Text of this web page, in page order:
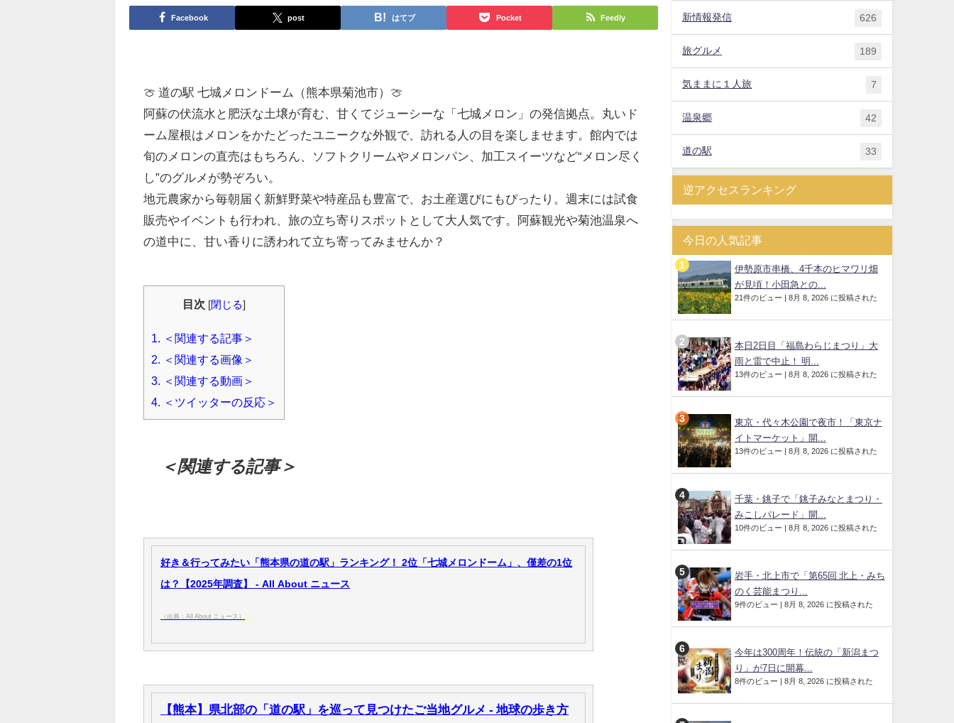
Facebook post はてブ Pocket Feedly
🍈 道の駅 七城メロンドーム（熊本県菊池市）🍈
阿蘇の伏流水と肥沃な土壌が育む、甘くてジューシーな「七城メロン」の発信拠点。丸いド
ーム屋根はメロンをかたどったユニークな外観で、訪れる人の目を楽しませます。館内では
旬のメロンの直売はもちろん、ソフトクリームやメロンパン、加工スイーツなど“メロン尽く
し”のグルメが勢ぞろい。
地元農家から毎朝届く新鮮野菜や特産品も豊富で、お土産選びにもぴったり。週末には試食
販売やイベントも行われ、旅の立ち寄りスポットとして大人気です。阿蘇観光や菊池温泉へ
の道中に、甘い香りに誘われて立ち寄ってみませんか？
目次 閉じる
1.
＜関連する記事＞
2.
＜関連する画像＞
3.
＜関連する動画＞
4.
＜ツイッターの反応＞
＜関連する記事＞
好き＆行ってみたい「熊本県の道の駅」ランキング！ 2位「七城メロンドーム」、僅差の1位
は？【2025年調査】 - All About ニュース
（出典：All About ニュース）
【熊本】県北部の「道の駅」を巡って見つけたご当地グルメ - 地球の歩き方
新情報発信 626
旅グルメ 189
気ままに１人旅 7
温泉郷 42
道の駅 33
逆アクセスランキング
今日の人気記事
伊勢原市串橋、4千本のヒマワリ畑
が見頃！小田急との...
21件のビュー | 8月 8, 2026 に投稿された
本日2日目「福島わらじまつり」大
雨と雷で中止！ 明...
13件のビュー | 8月 8, 2026 に投稿された
東京・代々木公園で夜市！「東京ナ
イトマーケット」開...
13件のビュー | 8月 8, 2026 に投稿された
千葉・銚子で「銚子みなとまつり・
みこしパレード」開...
10件のビュー | 8月 8, 2026 に投稿された
岩手・北上市で「第65回 北上・みち
のく芸能まつり...
9件のビュー | 8月 8, 2026 に投稿された
今年は300周年！伝統の「新潟まつ
り」が7日に開幕...
8件のビュー | 8月 8, 2026 に投稿された